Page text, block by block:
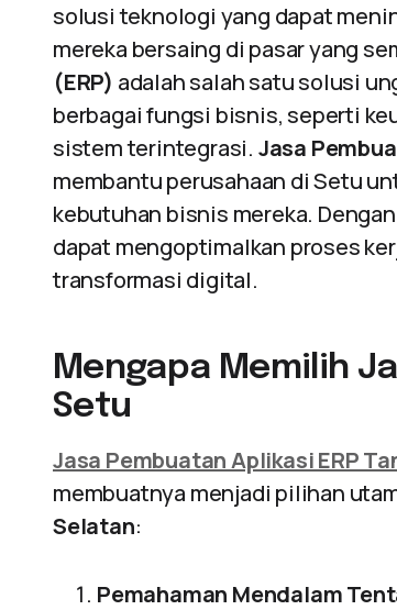
solusi teknologi yang dapat
mereka bersaing di pasar yang
(ERP) adalah salah satu solusi
berbagai fungsi bisnis, seperti
sistem terintegrasi. Jasa
membantu perusahaan di Setu
kebutuhan bisnis mereka.
dapat mengoptimalkan proses
transformasi digital.
Mengapa Memilih
Setu
Jasa Pembuatan Aplikasi ERP
membuatnya menjadi pilihan
Selatan:
Pemahaman Mendalam